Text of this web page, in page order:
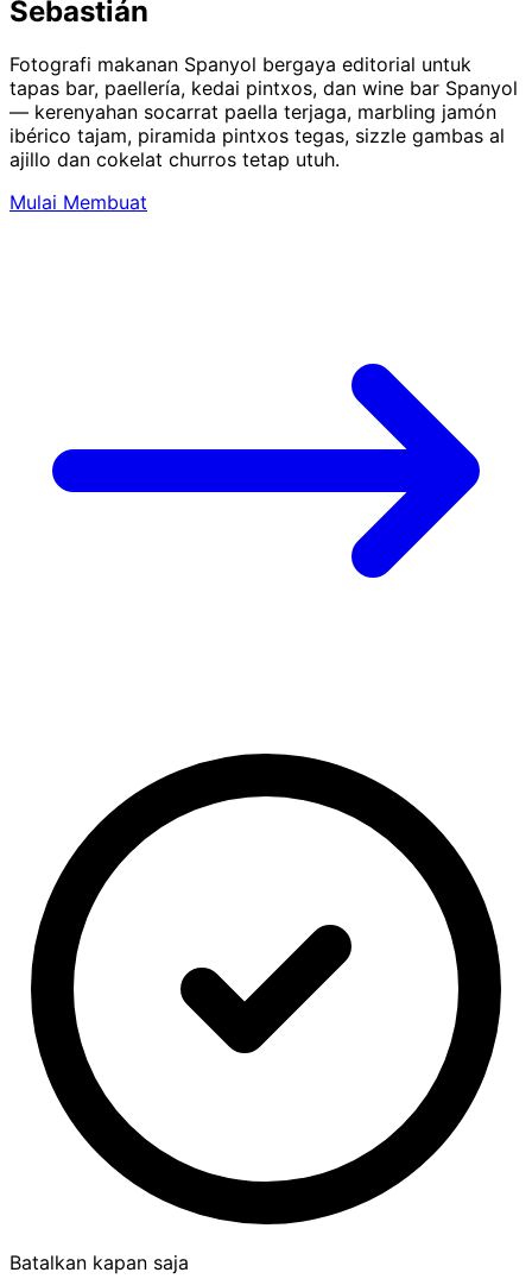
Sebastián
Fotografi makanan Spanyol bergaya editorial untuk
tapas bar, paellería, kedai pintxos, dan wine bar Spanyol
— kerenyahan socarrat paella terjaga, marbling jamón
ibérico tajam, piramida pintxos tegas, sizzle gambas al
ajillo dan cokelat churros tetap utuh.
Mulai Membuat
Batalkan kapan saja